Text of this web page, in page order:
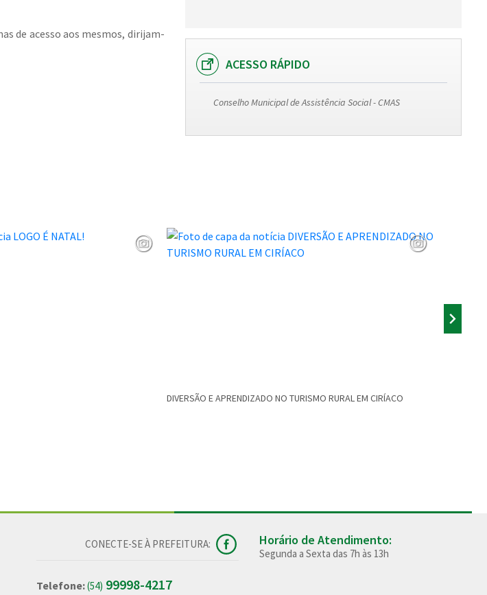
de acesso aos mesmos, dirijam-
ACESSO RÁPIDO
Conselho Municipal de Assistência Social - CMAS
DIVERSÃO E APRENDIZADO NO TURISMO RURAL EM CIRÍACO
CONECTE-SE À PREFEITURA:
Telefone:(54) 99998-4217
Horário de Atendimento:
Segunda a Sexta das 7h às 13h